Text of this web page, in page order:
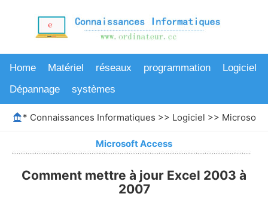
Home Matériel réseaux programmation
Logiciel
Dépannage
systèmes
* Connaissances Informatiques >> Logiciel >> Microsoft
Microsoft Access
Comment mettre à jour Excel 2003 à
2007